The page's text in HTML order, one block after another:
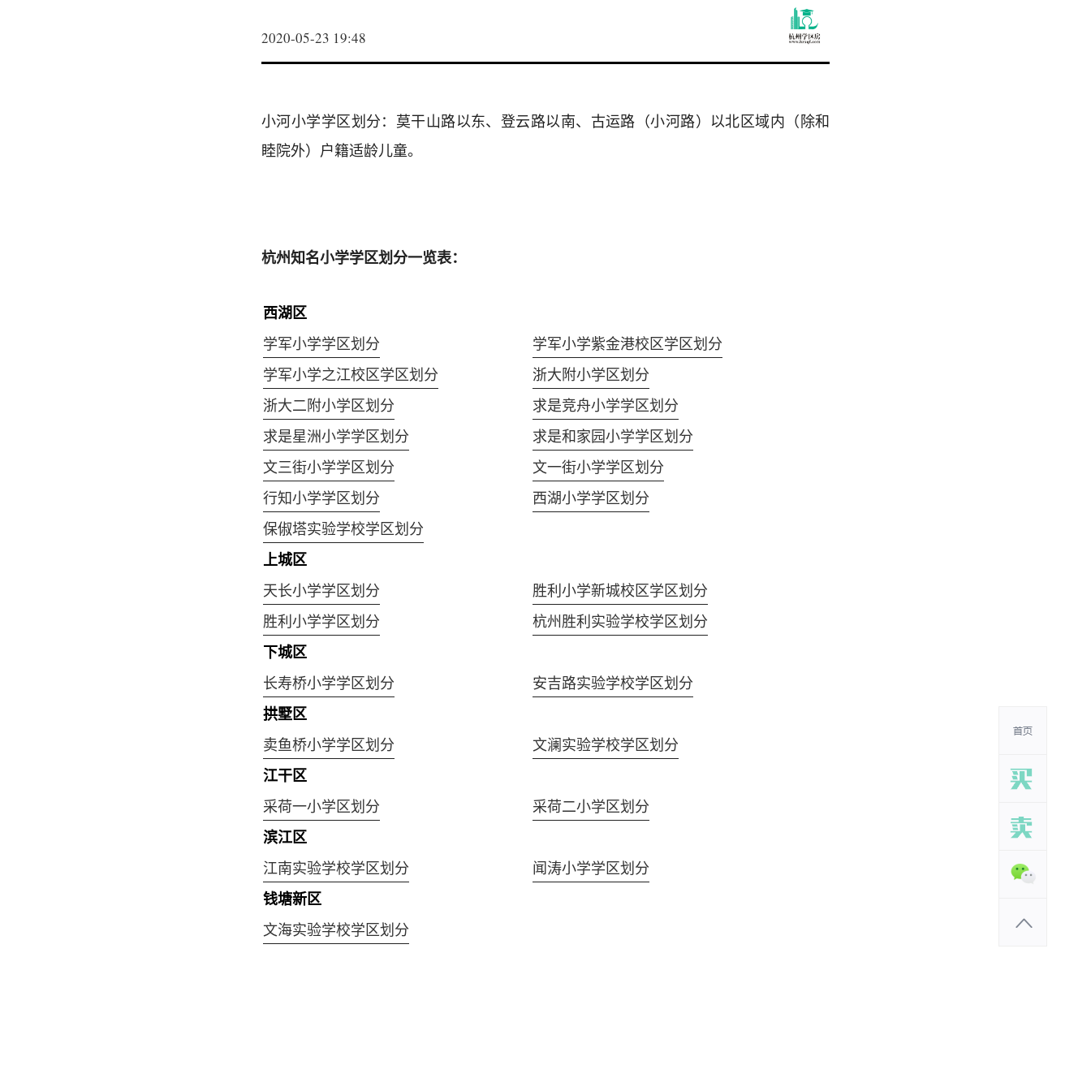
2020-05-23 19:48
小河小学学区划分：莫干山路以东、登云路以南、古运路（小河路）以北区域内（除和
睦院外）户籍适龄儿童。
杭州知名小学学区划分一览表：
西湖区
学军小学学区划分
学军小学紫金港校区学区划分
学军小学之江校区学区划分
浙大附小学区划分
浙大二附小学区划分
求是竞舟小学学区划分
求是星洲小学学区划分
求是和家园小学学区划分
文三街小学学区划分
文一街小学学区划分
行知小学学区划分
西湖小学学区划分
保俶塔实验学校学区划分
上城区
天长小学学区划分
胜利小学新城校区学区划分
胜利小学学区划分
杭州胜利实验学校学区划分
下城区
长寿桥小学学区划分 安吉路实验学校学区划分
拱墅区
卖鱼桥小学学区划分 文澜实验学校学区划分
江干区
采荷一小学区划分 采荷二小学区划分
滨江区
江南实验学校学区划分 闻涛小学学区划分
钱塘新区
文海实验学校学区划分